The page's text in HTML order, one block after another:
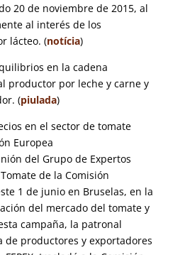
20 de noviembre de 2015, al
al interés de los
lácteo. (notícia)
en la cadena
productor por leche y carne y
(piulada)
en el sector de tomate
Europea
del Grupo de Expertos
de la Comisión
1 de junio en Bruselas, en la
del mercado del tomate y
campaña, la patronal
de productores y exportadores